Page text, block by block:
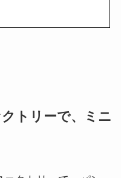
トリーで、ミニ